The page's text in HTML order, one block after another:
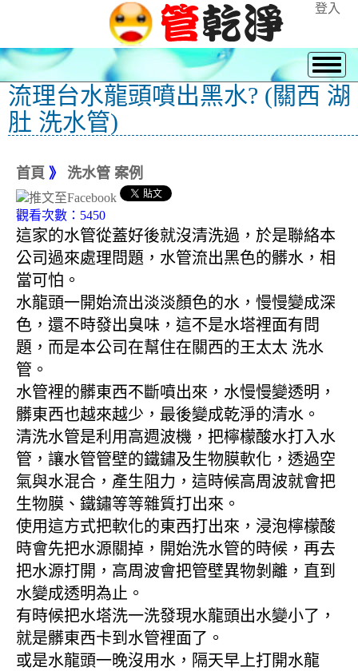
登入
流理台水龍頭噴出黑水? (關西 湖
肚 洗水管)
首頁 》 洗水管 案例
觀看次數：5450
這家的水管從蓋好後就沒清洗過，於是聯絡本
公司過來處理問題，水管流出黑色的髒水，相
當可怕。
水龍頭一開始流出淡淡顏色的水，慢慢變成深
色，還不時發出臭味，這不是水塔裡面有問
題，而是本公司在幫住在關西的王太太 洗水
管。
水管裡的髒東西不斷噴出來，水慢慢變透明，
髒東西也越來越少，最後變成乾淨的清水。
清洗水管是利用高週波機，把檸檬酸水打入水
管，讓水管管壁的鐵鏽及生物膜軟化，透過空
氣與水混合，產生阻力，這時候高周波就會把
生物膜、鐵鏽等等雜質打出來。
使用這方式把軟化的東西打出來，浸泡檸檬酸
時會先把水源關掉，開始洗水管的時候，再去
把水源打開，高周波會把管壁異物剝離，直到
水變成透明為止。
有時候把水塔洗一洗發現水龍頭出水變小了，
就是髒東西卡到水管裡面了。
或是水龍頭一晚沒用水，隔天早上打開水龍